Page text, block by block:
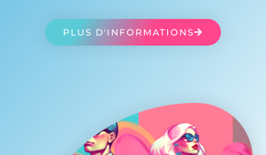
PLUS D'INFORMATIONS